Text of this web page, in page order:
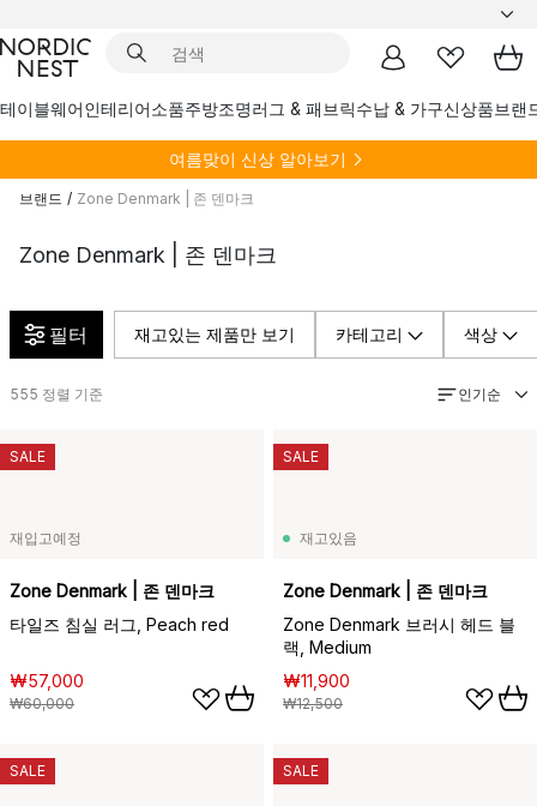
테이블웨어인테리어소품주방조명러그 & 패브릭수납 & 가구신상품브랜
여름맞이 신상 알아보기
브랜드 / Zone Denmark | 존 덴마크
Zone Denmark | 존 덴마크
필터 재고있는 제품만 보기 카테고리 색상
555 정렬 기준 인기순
재입고예정
Zone Denmark | 존 덴마크
타일즈 침실 러그, Peach red
₩57,000
₩60,000
SALE
재고있음
Zone Denmark | 존 덴마크
Zone Denmark 브러시 헤드 블
랙, Medium
₩11,900
₩12,500
SALE
SALE SALE